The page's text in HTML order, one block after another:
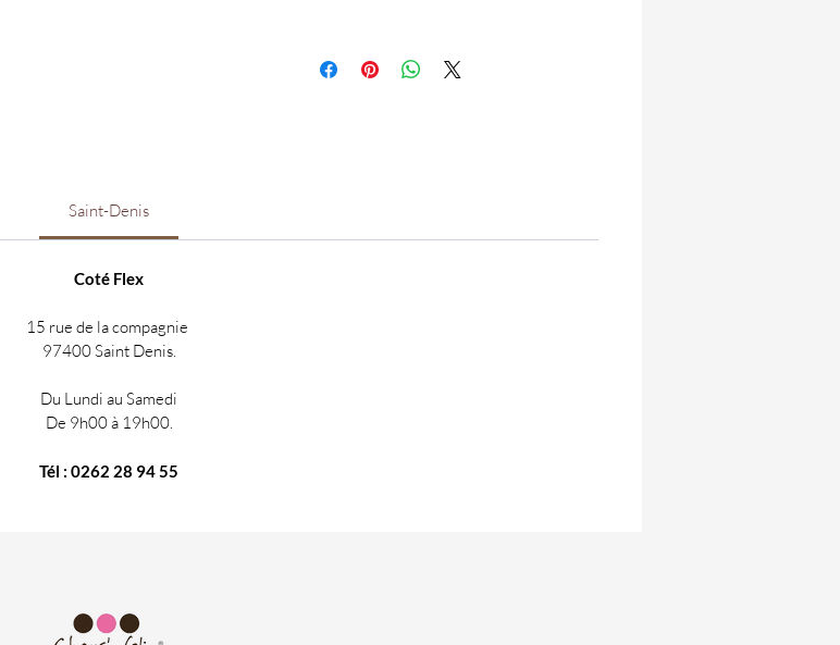
Disponibles dans votre boutique
Saint-Denis
Coté Flex
15 rue de la compagnie
97400 Saint Denis.
Du Lundi au Samedi
De 9h00 à 19h00.
Tél : 0262 28 94 55